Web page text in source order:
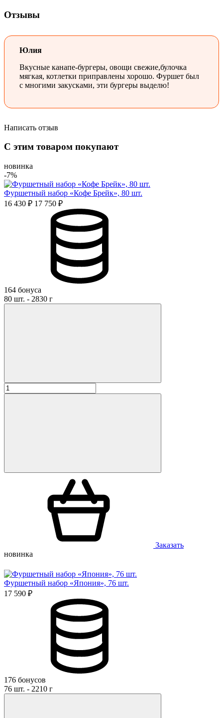
Отзывы
Юлия
Вкусные канапе-бургеры, овощи свежие,булочка
мягкая, котлетки приправлены хорошо. Фуршет был
с многими закусками, эти бургеры выделю!
Написать отзыв
Отзыв*
согласие на обработку персональных данных
соглашаюсь с политикой обработки персональных данных
согласие на публикацию моего отзыва на сайте и в
рекламных и презентационных материалах компании
Оставить отзыв
С этим товаром покупают
новинка
-7%
Фуршетный набор «Кофе Брейк», 80 шт.
16 430 ₽ 17 750 ₽
164 бонуса
80 шт. - 2830 г
Заказать
новинка
Фуршетный набор «Япония», 76 шт.
17 590 ₽
176 бонусов
76 шт. - 2210 г